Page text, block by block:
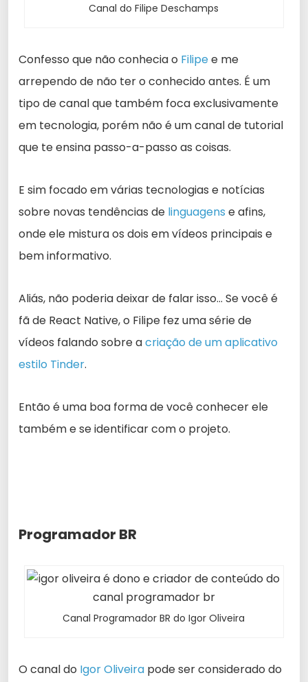
Canal do Filipe Deschamps
Confesso que não conhecia o Filipee me
arrependo de não ter o conhecido antes. É um
tipo de canal que também foca exclusivamente
em tecnologia, porém não é um canal de tutorial
que te ensina passo-a-passo as coisas.
E sim focado em várias tecnologias e notícias
sobre novas tendências de linguagens e afins,
onde ele mistura os dois em vídeos principais e
bem informativo.
Aliás, não poderia deixar de falar isso… Se você é
fã de React Native, o Filipe fez uma série de
vídeos falando sobre acriação de um aplicativo
estilo Tinder.
Então é uma boa forma de você conhecer ele
também e se identificar com o projeto.
Programador BR
Canal Programador BR do Igor Oliveira
O canal do Igor Oliveira pode ser considerado do